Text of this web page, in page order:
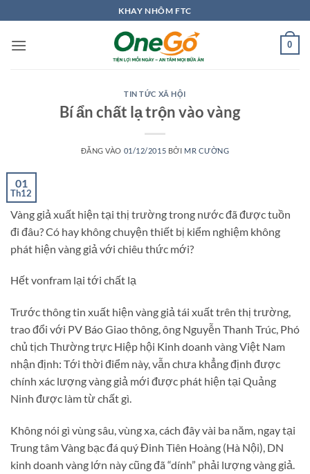
qua
nội
KHAY NHÔM FTC
0
TIN TỨC XÃ HỘI
Bí ẩn chất lạ trộn vào vàng
ĐĂNG VÀO 01/12/2015 BỞI MR CƯỜNG
01
Th12
Vàng giả xuất hiện tại thị trường trong nước đã được tuồn
đi đâu? Có hay không chuyện thiết bị kiểm nghiệm không
phát hiện vàng giả với chiêu thức mới?
Hết vonfram lại tới chất lạ
Trước thông tin xuất hiện vàng giả tái xuất trên thị trường,
trao đổi với PV Báo Giao thông, ông Nguyễn Thanh Trúc, Phó
chủ tịch Thường trực Hiệp hội Kinh doanh vàng Việt Nam
nhận định: Tới thời điểm này, vẫn chưa khẳng định được
chính xác lượng vàng giả mới được phát hiện tại Quảng
Ninh được làm từ chất gì.
Không nói gì vùng sâu, vùng xa, cách đây vài ba năm, ngay tại
Trung tâm Vàng bạc đá quý Đinh Tiên Hoàng (Hà Nội), DN
kinh doanh vàng lớn này cũng đã “dính” phải lượng vàng giả.